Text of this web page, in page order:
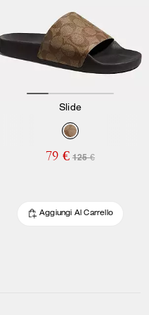
Slide
79 € 125 €
Aggiungi Al Carrello